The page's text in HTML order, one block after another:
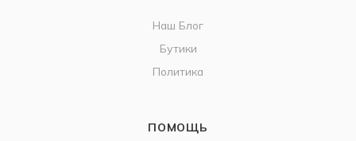
Наш Блог
Бутики
Политика
ПОМОЩЬ